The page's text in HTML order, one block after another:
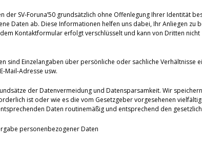
der SV-Foruna’50 grundsätzlich ohne Offenlegung Ihrer Identität
Daten ab. Diese Informationen helfen uns dabei, Ihr Anliegen zu
Kontaktformular erfolgt verschlüsselt und kann von Dritten nicht
sind Einzelangaben über persönliche oder sachliche
Mail-Adresse usw.
der Datenvermeidung und Datensparsamkeit. Wir
ist oder wie es die vom Gesetzgeber vorgesehenen
Daten routinemäßig und entsprechend den
personenbezogener Daten